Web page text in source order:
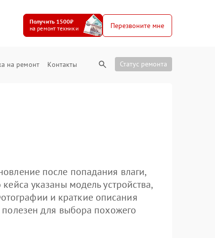
Получить 1500₽
на ремонт техники
Перезвоните мне
на ремонт Контакты Статус ремонта
после попадания влаги,
указаны модель устройства,
и краткие описания
полезен для выбора похожего